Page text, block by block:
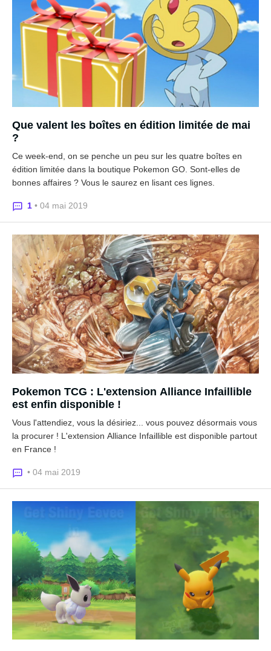
Que valent les boîtes en édition limitée de mai
?
Ce week-end, on se penche un peu sur les quatre boîtes en
édition limitée dans la boutique Pokemon GO. Sont-elles de
bonnes affaires ? Vous le saurez en lisant ces lignes.
1 • 04 mai 2019
Pokemon TCG : L'extension Alliance Infaillible
est enfin disponible !
Vous l'attendiez, vous la désiriez... vous pouvez désormais vous
la procurer ! L'extension Alliance Infaillible est disponible partout
en France !
• 04 mai 2019